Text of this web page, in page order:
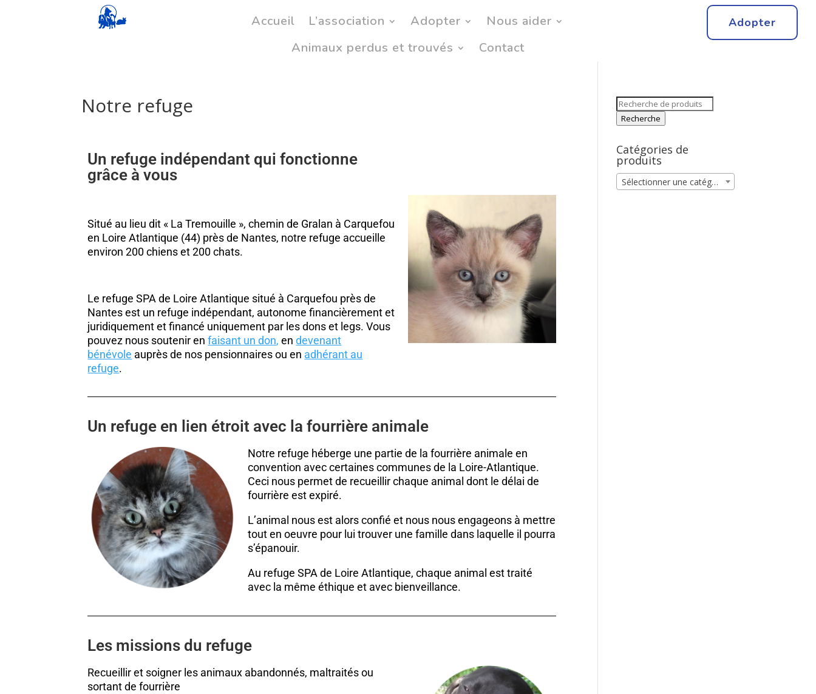
Accueil L’association Adopter
Nous aider
Animaux perdus et trouvés
Contact
Adopter
Notre refuge
Un refuge indépendant qui fonctionne
grâce à vous
Situé au lieu dit « La Tremouille », chemin de Gralan à Carquefou
en Loire Atlantique (44) près de Nantes, notre refuge accueille
environ 200 chiens et 200 chats.
Le refuge SPA de Loire Atlantique situé à Carquefou près de
Nantes est un refuge indépendant, autonome financièrement et
juridiquement et financé uniquement par les dons et legs. Vous
pouvez nous soutenir enfaisant un don,endevenant
bénévole auprès de nos pensionnaires ou en adhérant au
refuge.
Un refuge en lien étroit avec la fourrière animale
Notre refuge héberge une partie de la fourrière animale en
convention avec certaines communes de la Loire-Atlantique.
Ceci nous permet de recueillir chaque animal dont le délai de
fourrière est expiré.
L’animal nous est alors confié et nous nous engageons à mettre
tout en oeuvre pour lui trouver une famille dans laquelle il pourra
s’épanouir.
Au refuge SPA de Loire Atlantique, chaque animal est traité
avec la même éthique et avec bienveillance.
Les missions du refuge
Recueillir et soigner les animaux abandonnés, maltraités ou
sortant de fourrière
Recherche
Catégories de
produits
Sélectionner une catégorie